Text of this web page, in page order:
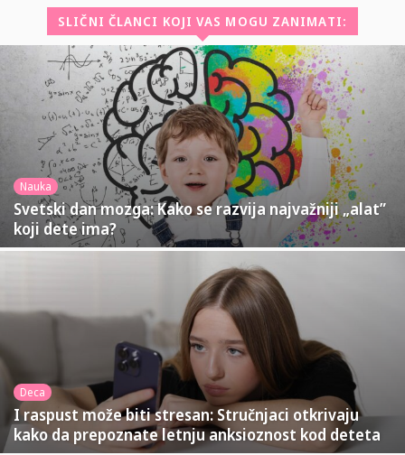
SLIČNI ČLANCI KOJI VAS MOGU ZANIMATI:
Nauka
Svetski dan mozga: Kako se razvija najvažniji „alat”
koji dete ima?
Deca
I raspust može biti stresan: Stručnjaci otkrivaju
kako da prepoznate letnju anksioznost kod deteta